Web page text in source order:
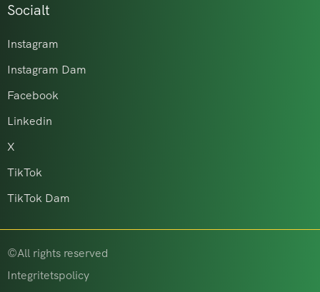
Socialt
Instagram
Instagram Dam
Facebook
Linkedin
X
TikTok
TikTok Dam
©All rights reserved
Integritetspolicy